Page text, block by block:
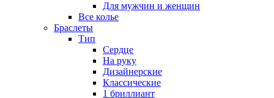
Для мужчин и женщин
Все колье
Браслеты
Тип
Сердце
На руку
Дизайнерские
Классические
1 бриллиант